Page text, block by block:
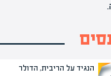
הנגיד על הריבית, הדולר